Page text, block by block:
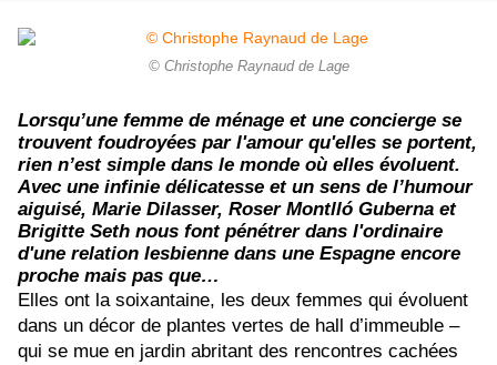
© Christophe Raynaud de Lage
Lorsqu’une femme de ménage et une concierge se
trouvent foudroyées par l'amour qu'elles se portent,
rien n’est simple dans le monde où elles évoluent.
Avec une infinie délicatesse et un sens de l’humour
aiguisé, Marie Dilasser, Roser Montlló Guberna et
Brigitte Seth nous font pénétrer dans l'ordinaire
d'une relation lesbienne dans une Espagne encore
proche mais pas que…
Elles ont la soixantaine, les deux femmes qui évoluent
dans un décor de plantes vertes de hall d’immeuble –
qui se mue en jardin abritant des rencontres cachées